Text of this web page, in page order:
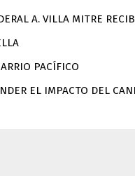
A. VILLA MITRE
PACÍFICO
EL IMPACTO DEL